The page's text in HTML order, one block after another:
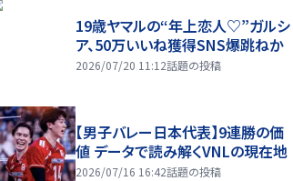
19歳ヤマルの“年上恋人♡”ガルシ
ア、50万いいね獲得SNS爆跳ねか
2026/07/20 11:12話題の投稿
【男子バレー日本代表】9連勝の価
値 データで読み解くVNLの現在地
2026/07/16 16:42話題の投稿